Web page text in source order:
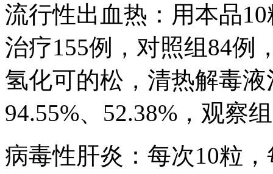
流行性出血热：用本品
治疗155例，对照组84例
氢化可的松，清热解毒
94.55%、52.38%，观察
病毒性肝炎：每次10粒